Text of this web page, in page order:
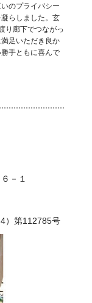
のプライバシー
らしました。玄
り廊下でつながっ
足いただき良か
手ともに喜んで
－１
）第112785号